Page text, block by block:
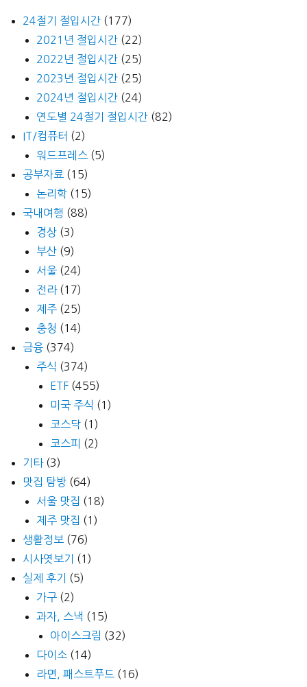
24절기 절입시간 (177)
2021년 절입시간 (22)
2022년 절입시간 (25)
2023년 절입시간 (25)
2024년 절입시간 (24)
연도별 24절기 절입시간 (82)
IT/컴퓨터 (2)
워드프레스 (5)
공부자료 (15)
논리학 (15)
국내여행 (88)
경상 (3)
부산 (9)
서울 (24)
전라(17)
제주 (25)
충청 (14)
금융 (374)
주식 (374)
ETF (455)
미국 주식 (1)
코스닥 (1)
코스피 (2)
기타(3)
맛집 탐방 (64)
서울 맛집 (18)
제주 맛집 (1)
생활정보 (76)
시사엿보기
(1)
실제 후기
(5)
가구 (2)
과자, 스낵 (15)
아이스크림 (32)
다이소 (14)
라면, 패스트푸드 (16)